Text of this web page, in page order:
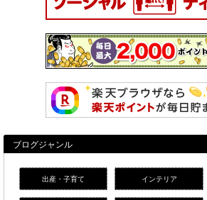
ブログジャンル
出産・子育て インテリア